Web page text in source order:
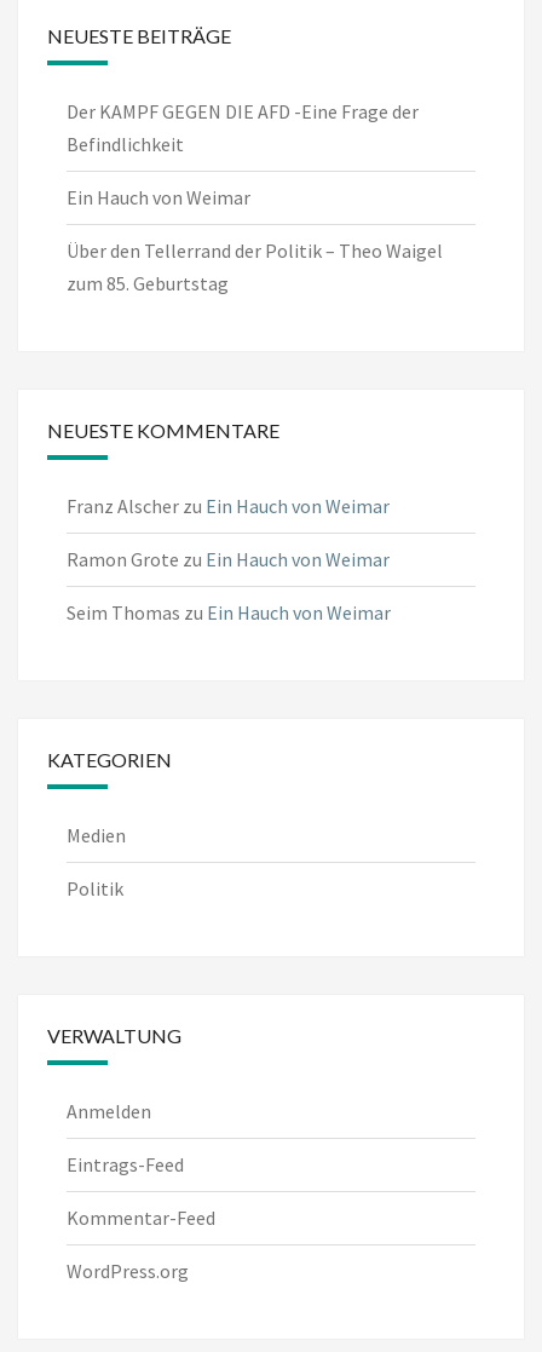
NEUESTE BEITRÄGE
Der KAMPF GEGEN DIE AFD -Eine Frage der
Befindlichkeit
Ein Hauch von Weimar
Über den Tellerrand der Politik – Theo Waigel
zum 85. Geburtstag
NEUESTE KOMMENTARE
Franz Alscher zu Ein Hauch von Weimar
Ramon Grote zu Ein Hauch von Weimar
Seim Thomas zu Ein Hauch von Weimar
KATEGORIEN
Medien
Politik
VERWALTUNG
Anmelden
Eintrags-Feed
Kommentar-Feed
WordPress.org